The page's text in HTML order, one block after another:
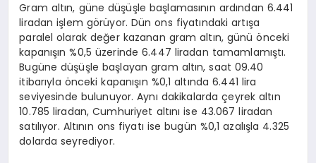
Gram altın, güne düşüşle başlamasının ardından 6.441
liradan işlem görüyor. Dün ons fiyatındaki artışa
paralel olarak değer kazanan gram altın, günü önceki
kapanışın %0,5 üzerinde 6.447 liradan tamamlamıştı.
Bugüne düşüşle başlayan gram altın, saat 09.40
itibarıyla önceki kapanışın %0,1 altında 6.441 lira
seviyesinde bulunuyor. Aynı dakikalarda çeyrek altın
10.785 liradan, Cumhuriyet altını ise 43.067 liradan
satılıyor. Altının ons fiyatı ise bugün %0,1 azalışla 4.325
dolarda seyrediyor.